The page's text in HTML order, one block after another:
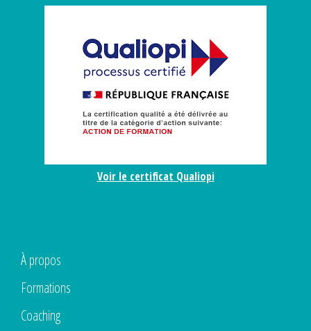
Voir le certificat Qualiopi
À propos
Formations
Coaching